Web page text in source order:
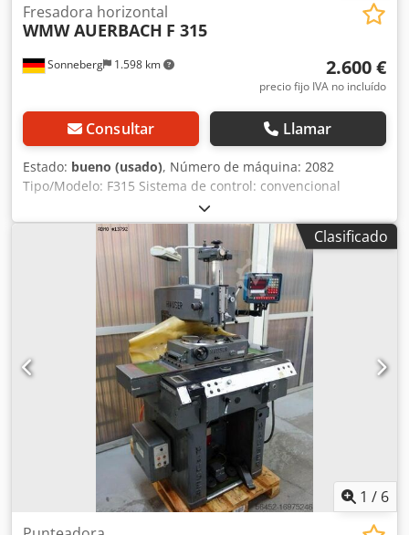
Sonneberg 1.598 km
Fresadora horizontal
WMW AUERBACH F 315
2.600 €
precio fijo IVA no incluído
Consultar Llamar
Estado: bueno (usado), Número de máquina: 2082
Tipo/Modelo: F315 Sistema de control: convencional
Recorridos x-y-z: 820 x 300 x 440 mm Mesa: 1250 x 335 mm
Superficie de sujeción de la mesa: 1100 x 225 mm Rango
de velocidad: de 56 a 2800 rpm Cono del husillo: SK 40
Avance: de 10 a 630 m/min Avance rápido: Potencia: 6 kW
Accesorios/Equipamiento: Estado: bueno Djdpfx Aeh
Rawfsaxjck Peso: 2 t Dimensiones: 1700 x 2000 x 1900 mm
Clasificado
1 / 6